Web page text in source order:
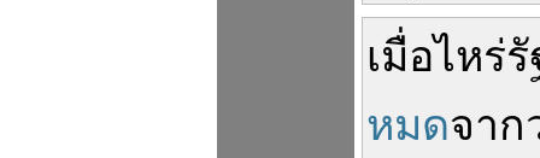
เมื่อไหร่
หมดจาก